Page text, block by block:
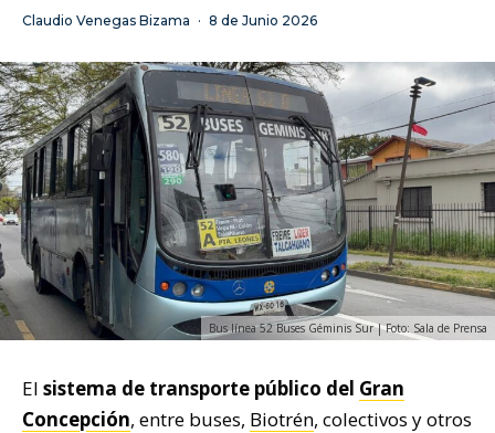
Claudio Venegas Bizama · 8 de Junio 2026
Bus línea 52 Buses Géminis Sur | Foto: Sala de Prensa
El sistema de transporte público del Gran
Concepción, entre buses, Biotrén, colectivos y otros